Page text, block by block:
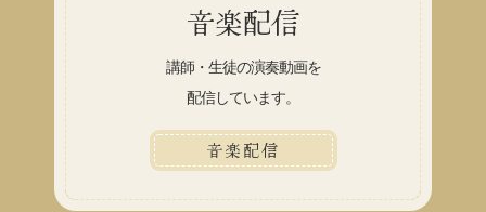
音楽配信
講師・生徒の演奏動画を
配信しています。
音楽配信